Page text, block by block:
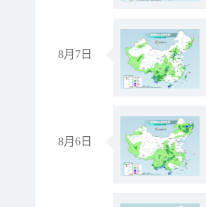
8月7日
8月6日